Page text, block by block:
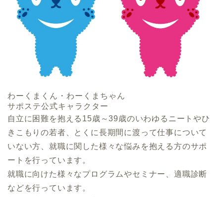
わーくまくん・わーくまちゃん
サポステ公式キャラクター
自立に困難を抱える15歳～39歳のいわゆるニートやひ
きこもりの若者、とくに長期間に渡って仕事について
いない方、就職に関した様々な悩みを抱える方のサポ
ートを行っています。
就職に向けた様々なプログラムやセミナー、適職診断
などを行っています。